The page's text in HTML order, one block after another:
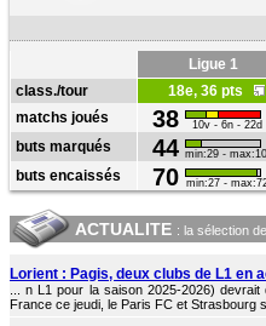
Ligue 1
class./tour
18e, 36 pts
matchs joués
38 10v - 6n - 22d
buts marqués
44 min:29 -
buts encaissés
70 min:27 -
ACTUALITE : la sélection
Lorient : Pagis, deux clubs de L1 en
... n L1 pour la saison 2025-2026)
France ce jeudi, le Paris FC et Strasbourg